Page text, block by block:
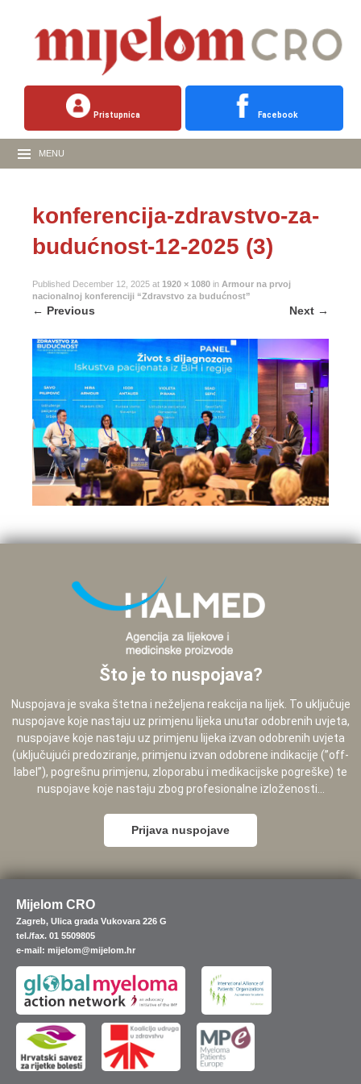
Pristupnica Facebook
MENU
konferencija-zdravstvo-za-
budućnost-12-2025 (3)
Published December 12, 2025 at 1920 × 1080 in Armour na prvoj
nacionalnoj konferenciji “Zdravstvo za budućnost”
← Previous Next →
Što je to nuspojava?
Nuspojava je svaka štetna i neželjena reakcija na lijek. To uključuje
nuspojave koje nastaju uz primjenu lijeka unutar odobrenih uvjeta,
nuspojave koje nastaju uz primjenu lijeka izvan odobrenih uvjeta
(uključujući predoziranje, primjenu izvan odobrene indikacije (”off-
label”), pogrešnu primjenu, zloporabu i medikacijske pogreške) te
nuspojave koje nastaju zbog profesionalne izloženosti...
Prijava nuspojave
Mijelom CRO
Zagreb, Ulica grada Vukovara 226 G
tel./fax. 01 5509805
e-mail: mijelom@mijelom.hr